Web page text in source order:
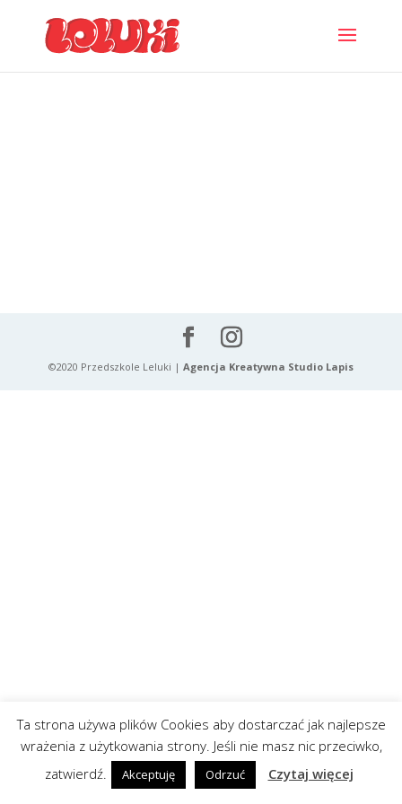
©2020 Przedszkole Leluki | Agencja Kreatywna Studio Lapis
Ta strona używa plików Cookies aby dostarczać jak najlepsze
wrażenia z użytkowania strony. Jeśli nie masz nic przeciwko,
zatwierdź.
Akceptuję Odrzuć Czytaj więcej